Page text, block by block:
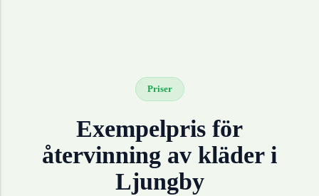
Priser
Exempelpris för
återvinning av kläderi
Ljungby